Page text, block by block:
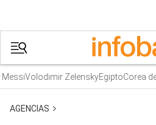
Volodimir ZelenskyEgiptoCorea del
AGENCIAS